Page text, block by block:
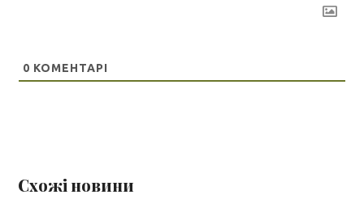
0 КОМЕНТАРІ
Схожі новини